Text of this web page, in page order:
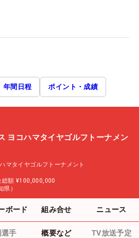
年間日程 ポイント・成績
ヨコハマタイヤゴルフトーナメン
マタイヤゴルフトーナメント
総額 ¥100,000,000
）
ボード 組み合せ ニュース
手 概要など TV放送予定